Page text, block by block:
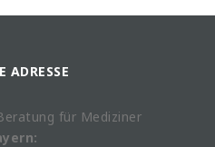
ADRESSE
für Mediziner